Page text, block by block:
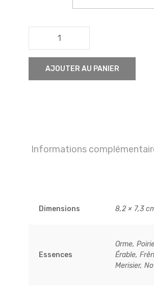
Coq
AJOUTER AU PANIER
Informations
Dimensions 8,2 × 7,3
Essences
Orme,
Érable,
Merisier,